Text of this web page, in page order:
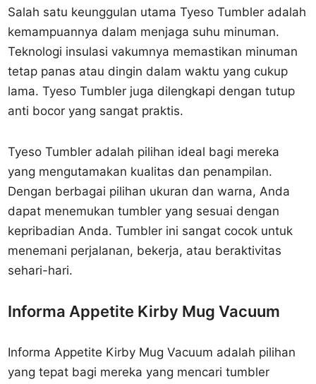
Salah satu keunggulan utama Tyeso Tumbler adalah
kemampuannya dalam menjaga suhu minuman.
Teknologi insulasi vakumnya memastikan minuman
tetap panas atau dingin dalam waktu yang cukup
lama. Tyeso Tumbler juga dilengkapi dengan tutup
anti bocor yang sangat praktis.
Tyeso Tumbler adalah pilihan ideal bagi mereka
yang mengutamakan kualitas dan penampilan.
Dengan berbagai pilihan ukuran dan warna, Anda
dapat menemukan tumbler yang sesuai dengan
kepribadian Anda. Tumbler ini sangat cocok untuk
menemani perjalanan, bekerja, atau beraktivitas
sehari-hari.
Informa Appetite Kirby Mug Vacuum
Informa Appetite Kirby Mug Vacuum adalah pilihan
yang tepat bagi mereka yang mencari tumbler